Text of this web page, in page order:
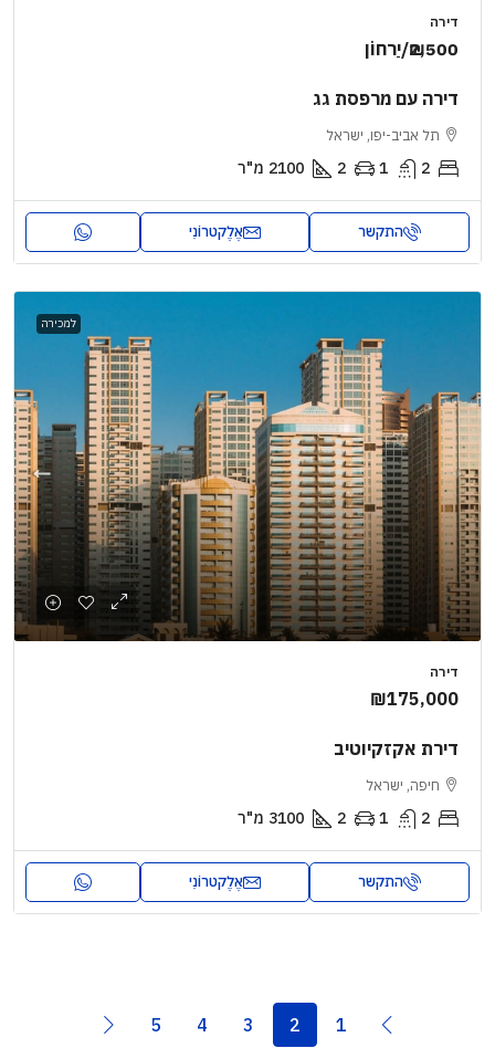
דירה
₪2,500/יַרחוֹן
דירה עם מרפסת גג
תל אביב-יפו, ישראל
2
1
2
2100 מ"ר
התקשר אֶלֶקטרוֹנִי
למכירה
דירה
₪175,000
דירת אקזקיוטיב
חיפה, ישראל
2
1
2
3100 מ"ר
התקשר אֶלֶקטרוֹנִי
1
2
3
4
5